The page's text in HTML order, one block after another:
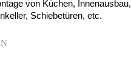
von Küchen, Innenausbau,
Schiebetüren, etc.